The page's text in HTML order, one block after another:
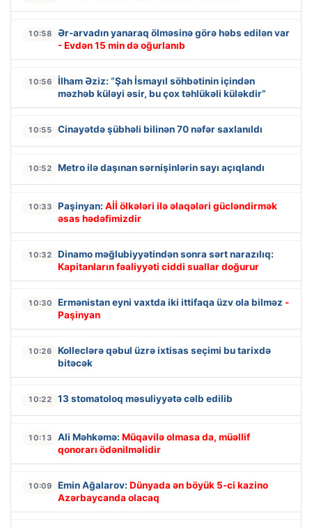
10:58
Ər-arvadın yanaraq ölməsinə görə həbs edilən var
- Evdən 15 min də oğurlanıb
10:56
İlham Əziz: “Şah İsmayıl söhbətinin içindən
məzhəb küləyi əsir, bu çox təhlükəli küləkdir”
10:55 Cinayətdə şübhəli bilinən 70 nəfər saxlanıldı
10:52 Metro ilə daşınan sərnişinlərin sayı açıqlandı
10:33 Paşinyan: Aİİ ölkələri ilə əlaqələri gücləndirmək
əsas hədəfimizdir
10:32
Dinamo məğlubiyyətindən sonra sərt narazılıq:
Kapitanların fəaliyyəti ciddi suallar doğurur
10:30 Ermənistan eyni vaxtda iki ittifaqa üzv ola bilməz -
Paşinyan
10:26
Kolleclərə qəbul üzrə ixtisas seçimi bu tarixdə
bitəcək
10:22 13 stomatoloq məsuliyyətə cəlb edilib
10:13 Ali Məhkəmə: Müqavilə olmasa da, müəllif
qonorarı ödənilməlidir
10:09 Emin Ağalarov: Dünyada ən böyük 5-ci kazino
Azərbaycanda olacaq